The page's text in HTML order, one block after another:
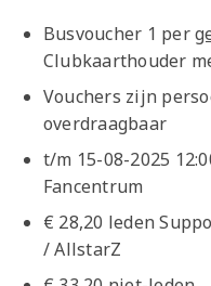
Busvoucher 1 per
Clubkaarthouder
Vouchers zijn
overdraagbaar
t/m 15-08-2025
Fancentrum
€ 28,20 leden
/ AllstarZ